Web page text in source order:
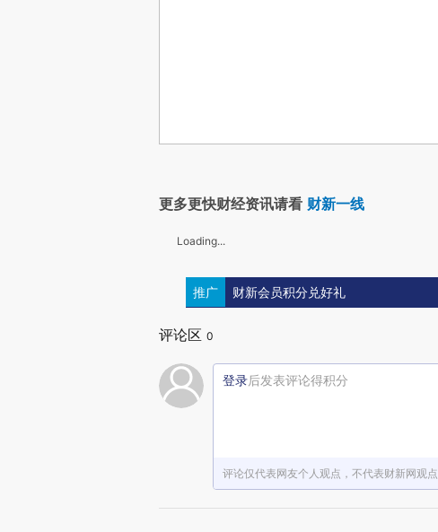
更多更快财经资讯请看 财新一线
Loading...
推广 财新会员积分兑好礼
评论区 0
登录后发表评论得积分
评论仅代表网友个人观点，不代表财新网观点